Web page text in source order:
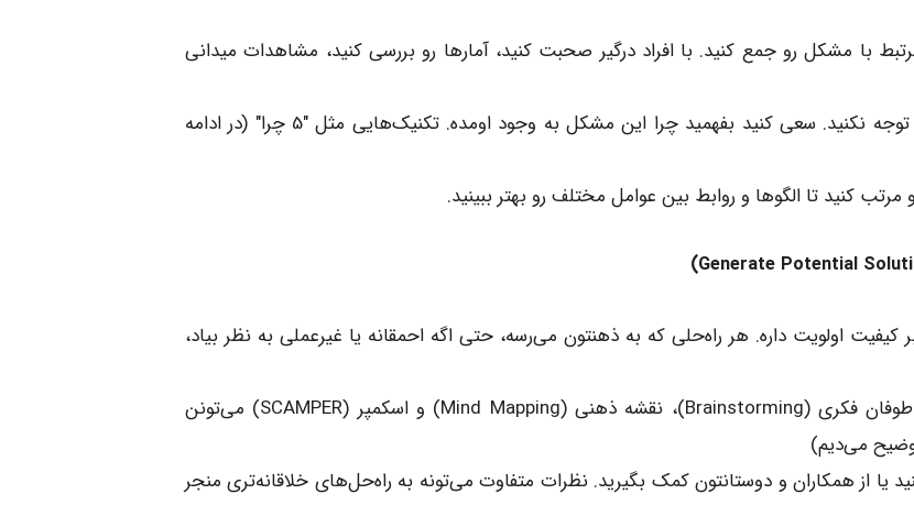
با مشکل رو جمع کنید. با افراد درگیر صحبت کنید، آمارها رو بررسی کنید، مشاهدات میدانی
فقط به علائم سطحی توجه نکنید. سعی کنید بفهمید چرا این مشکل به وجود اومده. تکنیک‌هایی مثل "5 چرا" (در ادامه
کنید تا الگوها و روابط بین عوامل مختلف رو بهتر ببینید.
کیفیت اولویت داره. هر راه‌حلی که به ذهنتون می‌رسه، حتی اگه احمقانه یا غیرعملی به نظر بیاد،
تکنیک‌هایی مثل طوفان فکری (Brainstorming)، نقشه ذهنی (Mind Mapping) و اسکمپر (SCAMPER) می‌تونن
می‌دیم)
یا از همکاران و دوستانتون کمک بگیرید. نظرات متفاوت می‌تونه به راه‌حل‌های خلاقانه‌تری منجر